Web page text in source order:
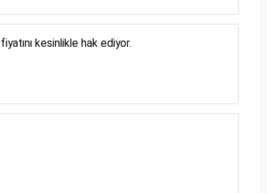
kesinlikle hak ediyor.